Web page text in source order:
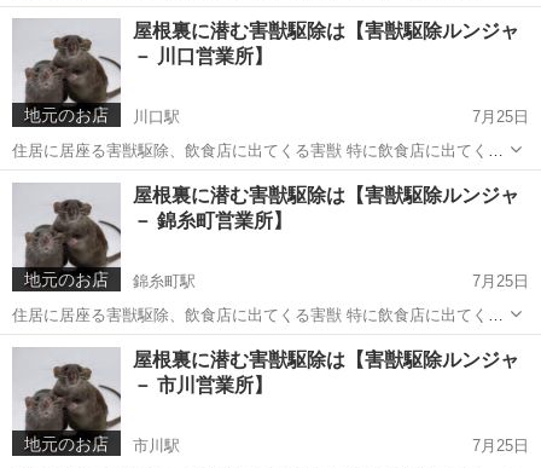
硝子修理なら 【ガラスナオスンジャ－ 千葉営業所】でしております。
修理出張エリア：東京・神奈川・埼玉・千葉。 硝子の破損に緊急で駆
付けガラス交...
千葉 市川市 市川駅 ガラス修理 見積
地元のお店
屋根裏に潜む害獣駆除は【害獣駆除ルンジャ
－ 川口営業所】
川口駅
7月25日
住居に居座る害獣駆除、飲食店に出てくる害獣 特に飲食店に出てくる
ネズミ、ゴキブリなどの害獣害虫は 店舗経営に大きく関わるかと思い
ます。 【害獣駆除ルンジャ－ 川口営業所】でしております。 修理出
張エリア：埼玉・東...
埼玉 川口市 川口駅 その他
地元のお店
屋根裏に潜む害獣駆除は【害獣駆除ルンジャ
－ 錦糸町営業所】
錦糸町駅
7月25日
住居に居座る害獣駆除、飲食店に出てくる害獣 特に飲食店に出てくる
ネズミ、ゴキブリなどの害獣害虫は 店舗経営に大きく関わるかと思い
ます。 【害獣駆除ルンジャ－ 錦糸町営業所】でしております。 修理
出張エリア：東京・...
東京 葛飾区 錦糸町駅 その他 ネズミ
地元のお店
屋根裏に潜む害獣駆除は【害獣駆除ルンジャ
－ 市川営業所】
市川駅
7月25日